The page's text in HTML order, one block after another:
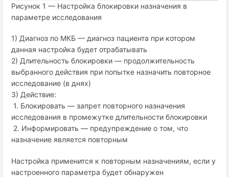
Рисунок 1 — Настройка блокировки назначения в
параметре исследования
1) Диагноз по МКБ — диагноз пациента при котором
данная настройка будет отрабатывать
2) Длительность блокировки — продолжительность
выбранного действия при попытке назначить повторное
исследование (в днях)
3) Действие:
1. Блокировать — запрет повторного назначения
исследования в промежутке длительности блокировки
2. Информировать — предупреждение о том, что
назначение является повторным
Настройка применится к повторным назначениям, если у
настроенного параметра будет обнаружен